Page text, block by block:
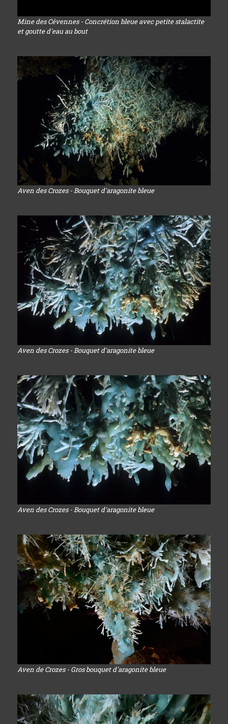
Mine des Cévennes - Concrétion bleue avec petite stalactite
et goutte d'eau au bout
Aven des Crozes - Bouquet d'aragonite bleue
Aven des Crozes - Bouquet d'aragonite bleue
Aven des Crozes - Bouquet d'aragonite bleue
Aven de Crozes - Gros bouquet d'aragonite bleue